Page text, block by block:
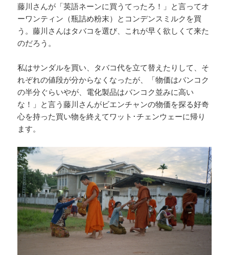
藤川さんが「英語ネーンに買うてったろ！」と言ってオ
ーワンティン（瓶詰め粉末）とコンデンスミルクを買
う。藤川さんはタバコを選び、これが早く欲しくて来た
のだろう。
私はサンダルを買い、タバコ代を立て替えたりして、そ
れぞれの値段が分からなくなったが、「物価はバンコク
の半分ぐらいやが、電化製品はバンコク並みに高い
な！」と言う藤川さんがビエンチャンの物価を探る好奇
心を持った買い物を終えてワット･チェンウェーに帰り
ます。